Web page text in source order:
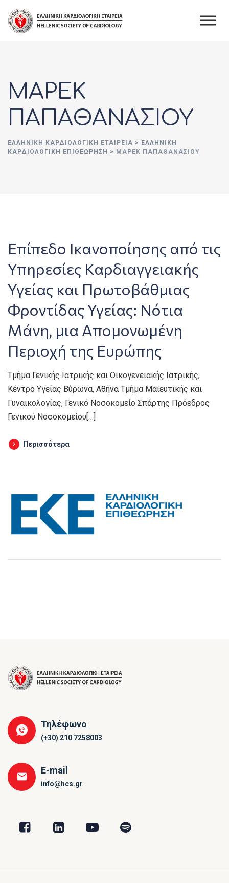
content
ΜΑΡΕΚ
ΠΑΠΑΘΑΝΑΣΙΟΥ
ΕΛΛΗΝΙΚΉ ΚΑΡΔΙΟΛΟΓΙΚΉ ΕΤΑΙΡΕΊΑ > ΕΛΛΗΝΙΚΗ
ΚΑΡΔΙΟΛΟΓΙΚΗ ΕΠΙΘΕΩΡΗΣΗ > ΜΑΡΕΚ ΠΑΠΑΘΑΝΑΣΙΟΥ
Επίπεδο Ικανοποίησης από τις
Υπηρεσίες Καρδιαγγειακής
Υγείας και Πρωτοβάθμιας
Φροντίδας Υγείας: Νότια
Μάνη, μια Απομονωμένη
Περιοχή της Ευρώπης
Τμήμα Γενικής Ιατρικής και Οικογενειακής Ιατρικής,
Κέντρο Υγείας Βύρωνα, Αθήνα Τμήμα Μαιευτικής και
Γυναικολογίας, Γενικό Νοσοκομείο Σπάρτης Πρόεδρος
Γενικού Νοσοκομείου[…]
Περισσότερα
Τηλέφωνο
(+30) 210 7258003
E-mail
info@hcs.gr